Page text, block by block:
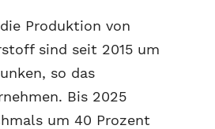
Produktion von
sind seit 2015 um
so das
Bis 2025
um 40 Prozent